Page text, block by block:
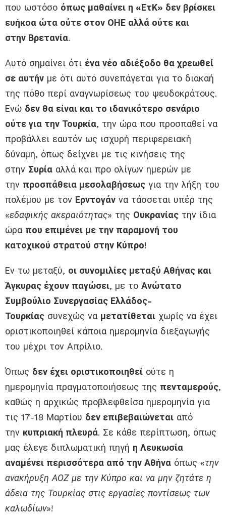
που ωστόσο όπως μαθαίνει η «ΕτΚ» δεν βρίσκει
ευήκοα ώτα ούτε στον ΟΗΕ αλλά ούτε και
στην Βρετανία.
Αυτό σημαίνει ότι ένα νέο αδιέξοδο θα χρεωθεί
σε αυτήν με ότι αυτό συνεπάγεται για το διακαή
της πόθο περί αναγνωρίσεως του ψευδοκράτους.
Ενώ δεν θα είναι και το ιδανικότερο σενάριο
ούτε για την Τουρκία, την ώρα που προσπαθεί να
προβάλλει εαυτόν ως ισχυρή περιφερειακή
δύναμη, όπως δείχνει με τις κινήσεις της
στην Συρία αλλά και προ ολίγων ημερών με
την προσπάθεια μεσολαβήσεως για την λήξη του
πολέμου με τον Ερντογάν να τάσσεται υπέρ της
«εδαφικής ακεραιότητας» της Ουκρανίας την ίδια
ώρα που επιμένει με την παραμονή του
κατοχικού στρατού στην Κύπρο!
Εν τω μεταξύ, οι συνομιλίες μεταξύ Αθήνας και
Άγκυρας έχουν παγώσει, με το Ανώτατο
Συμβούλιο Συνεργασίας Ελλάδος-
Τουρκίας συνεχώς να μετατίθεται χωρίς να έχει
οριστικοποιηθεί κάποια ημερομηνία διεξαγωγής
του μέχρι τον Απρίλιο.
Όπως δεν έχει οριστικοποιηθεί ούτε η
ημερομηνία πραγματοποιήσεως της πενταμερούς,
καθώς η αρχικώς προβλεφθείσα ημερομηνία για
τις 17-18 Μαρτίου δεν επιβεβαιώνεται από
την κυπριακή πλευρά. Σε κάθε περίπτωση, όπως
μας έλεγε διπλωματική πηγή η Λευκωσία
αναμένει περισσότερα από την Αθήνα όπως «την
ανακήρυξη ΑΟΖ με την Κύπρο και να μην ζητάτε η
άδεια της Τουρκίας στις εργασίες ποντίσεως των
καλωδίων»!